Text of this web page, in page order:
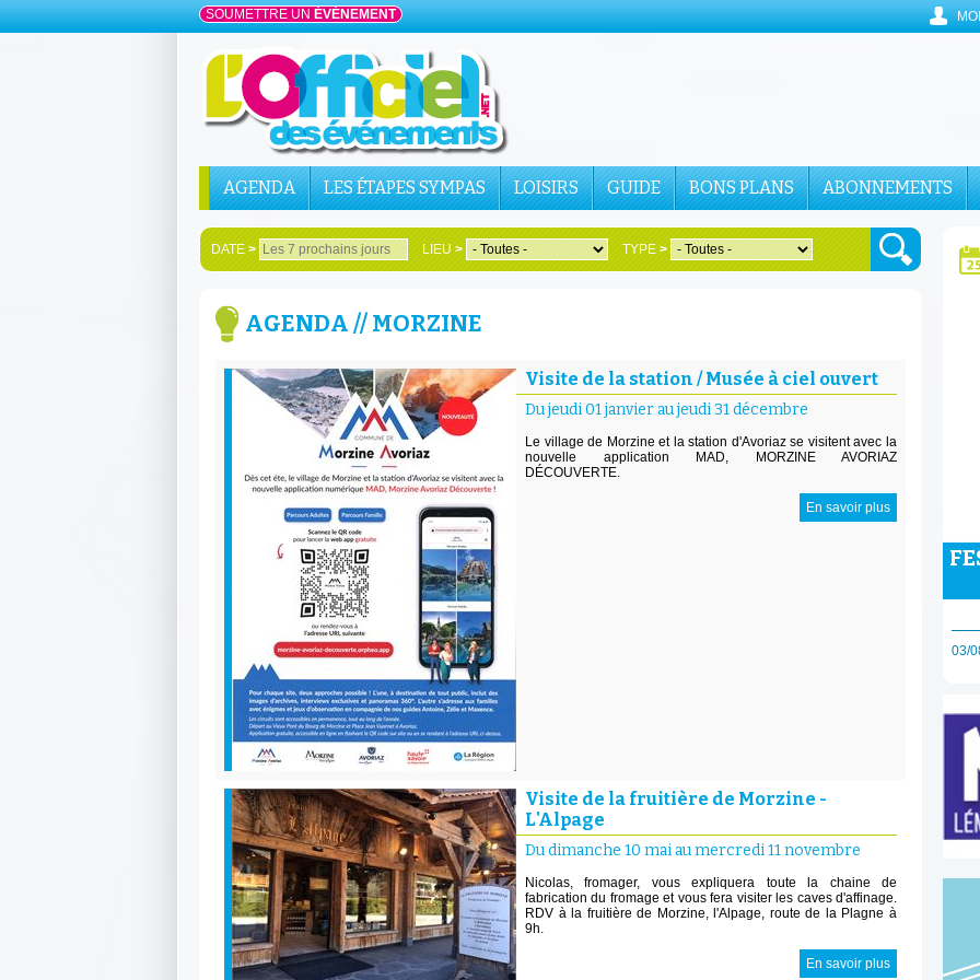
SOUMETTRE UN ÉVÉNEMENT
AGENDA LES ÉTAPES SYMPAS LOISIRS GUIDE BONS PLANS ABONNEMENTS
DATE> LIEU> TYPE>
AGENDA // MORZINE
Visite de la station / Musée à ciel ouvert
Du jeudi 01 janvier au jeudi 31 décembre
Le village de Morzine et la station d'Avoriaz se visitent avec la
nouvelle application MAD, MORZINE AVORIAZ
DÉCOUVERTE.
En savoir plus
Visite de la fruitière de Morzine -
L'Alpage
Du dimanche 10 mai au mercredi 11 novembre
Nicolas, fromager, vous expliquera toute la chaine de
fabrication du fromage et vous fera visiter les caves d'affinage.
RDV à la fruitière de Morzine, l'Alpage, route de la Plagne à
9h.
En savoir plus
03/